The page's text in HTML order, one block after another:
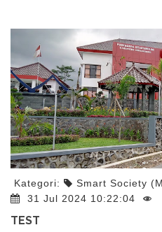
Kategori:
Smart Society
31 Jul 2024 10:22:04
TEST